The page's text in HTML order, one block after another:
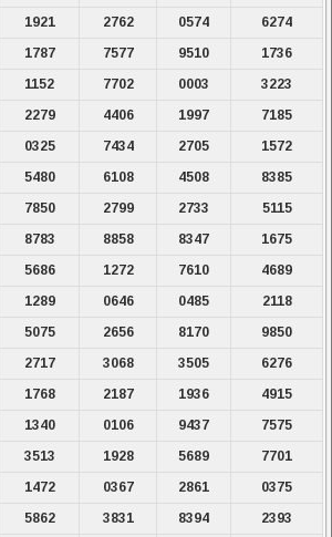
1921 2762 0574
6274
1787 7577 9510
1736
1152 7702 0003
3223
2279 4406 1997
7185
0325 7434 2705
1572
5480 6108 4508
8385
7850 2799 2733
5115
8783 8858 8347
1675
5686 1272 7610
4689
1289 0646 0485
2118
5075 2656 8170
9850
2717 3068 3505
6276
1768 2187 1936
4915
1340 0106 9437
7575
3513 1928 5689
7701
1472 0367 2861
0375
5862 3831 8394
2393